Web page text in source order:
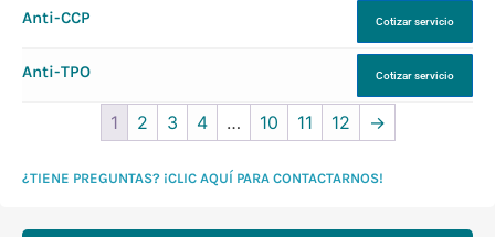
Anti-CCP Cotizar servicio
Anti-TPO Cotizar servicio
1 2 3 4 … 10 11 12 →
¿TIENE PREGUNTAS? ¡CLIC AQUÍ PARA CONTACTARNOS!